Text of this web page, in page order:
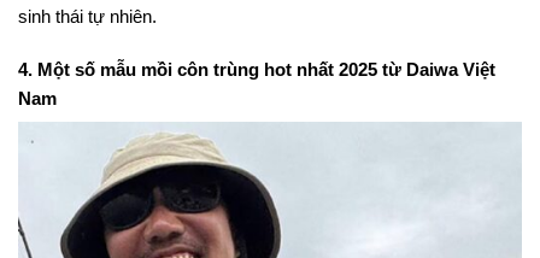
sinh thái tự nhiên.
4. Một số mẫu mồi côn trùng hot nhất 2025 từ Daiwa Việt
Nam